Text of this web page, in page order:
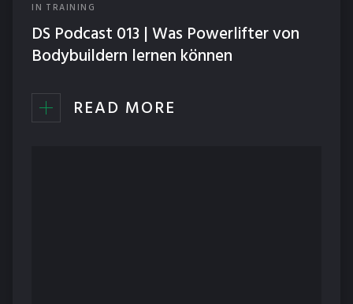
ERNÄHRUNG
NEWS
TECHNIK
IN TRAINING
DS Podcast 013 | Was Powerlifter von
Bodybuildern lernen können
READ MORE